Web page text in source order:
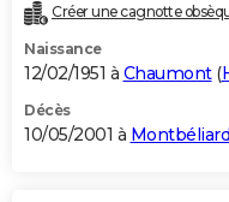
Créer une cagnotte
Naissance
12/02/1951 à Chaumont(
Décès
10/05/2001 à Montbéliard